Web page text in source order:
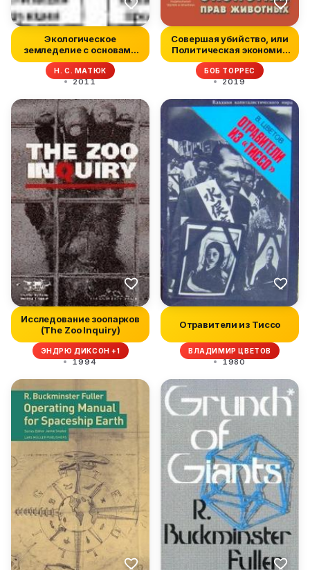
Экологическое
земледелие с основами
почвоведения и...
Н. С. МАТЮК
2011
Совершая убийство, или
Политическая экономия
прав...
БОБ ТОРРЕС
2019
Исследование зоопарков
(The Zoo Inquiry)
ЭНДРЮ ДИКСОН +1
1994
Отравители из Тиссо
ВЛАДИМИР ЦВЕТОВ
1980